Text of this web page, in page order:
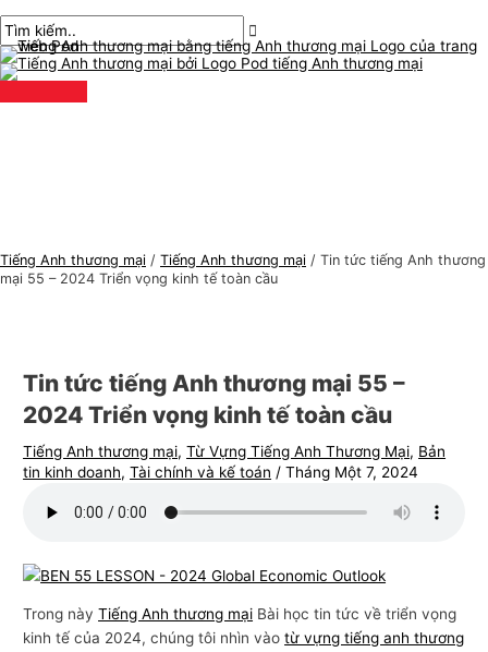
đến
nội
dung
đơn
chính
Tiếng Anh thương mại / Tiếng Anh thương mại / Tin tức tiếng Anh thương
mại 55 – 2024 Triển vọng kinh tế toàn cầu
Tin tức tiếng Anh thương mại 55 –
2024 Triển vọng kinh tế toàn cầu
Tiếng Anh thương mại,Từ Vựng Tiếng Anh Thương Mại, Bản
tin kinh doanh,Tài chính và kế toán /Tháng Một 7, 2024
Trong nàyTiếng Anh thương mại Bài học tin tức về triển vọng
kinh tế của 2024, chúng tôi nhìn vàotừ vựng tiếng anh thương
chuyển
hướng
ở
đây..
mail*
C
h
ủ
đ
g
h
ư
ơ
m
i
T
ì
m
k